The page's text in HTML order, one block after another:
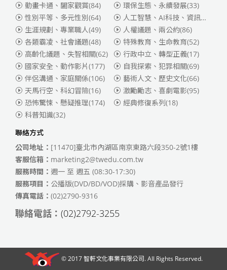
動畫卡通、闔家觀賞(84) 環保生態、永續發展(33)
性別平等、多元性別(64) 人工智慧、AI科技、資訊安全
生涯規劃、專業職人(49) 人權議題、兩公約(86)
各類霸凌、社會議題(48) 特殊教育、生命教育(52)
高齡化議題、失智相關(62) 行政中立、轉型正義(17)
國家安全、動作影片(177) 自我探索、犯罪相關(69)
伴侶溝通、家庭關係(106) 藝術人文、歷史文化(66)
天馬行空、科幻冒險(16) 激勵勵志、喜劇電影(95)
恐怖驚悚、懸疑推理(174) 經典修復系列(18)
科普知識(32)
聯絡方式
公司地址： [11470]臺北市內湖區南京東路六段350-2號1樓
客服信箱： marketing2@twedu.com.tw
服務時間： 週一 至 週五 (08:30-17:30)
服務項目： 公播版(DVD/BD/VOD)採購、影音產品發行
傳真電話： (02)2790-9316
聯絡電話： (02)2792-3255
© 2017智軒文化事業有限公司. All Rights Reserved.